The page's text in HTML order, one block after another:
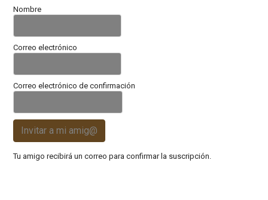
Nombre
Correo electrónico
Correo electrónico de confirmación
Invitar a mi amig@
Tu amigo recibirá un correo para confirmar la suscripción.